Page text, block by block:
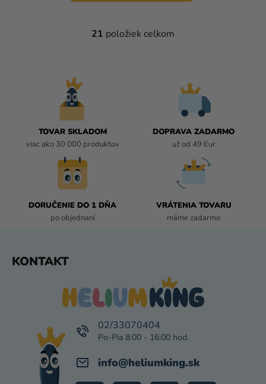
O
U
21 položiek celkom
TOVAR SKLADOM
viac ako 30 000 produktov
DOPRAVA ZADARMO
už od 49 Eur
DORUČENIE DO 1 DŇA
po objednaní
VRÁTENIA TOVARU
máme zadarmo
KONTAKT
info@heliumking.sk
02/33070404